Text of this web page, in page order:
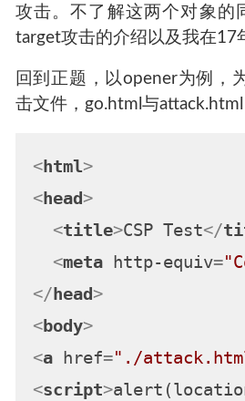
攻击。不了解这两个对象的
target攻击的介绍以及我在17
回到正题，以opener为例，
击文件，go.html与attack.html
<html>
<head>
<title>CSP Test</
<meta http-equiv=
</head>
<body>
<a href="./
<script>